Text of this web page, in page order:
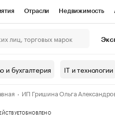
Отрасли Недвижимость
Проверка контрагентов
валюты
и бухгалтерия IT и технологии
ИП Гришина Ольга
ОБНОВЛЕНО